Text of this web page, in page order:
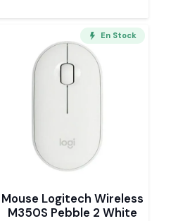
En Stock
Mouse Logitech Wireless
M350S Pebble 2 White